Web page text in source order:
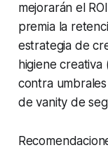
mejorarán el
premia la
estrategia de
higiene
contra
de vanity de